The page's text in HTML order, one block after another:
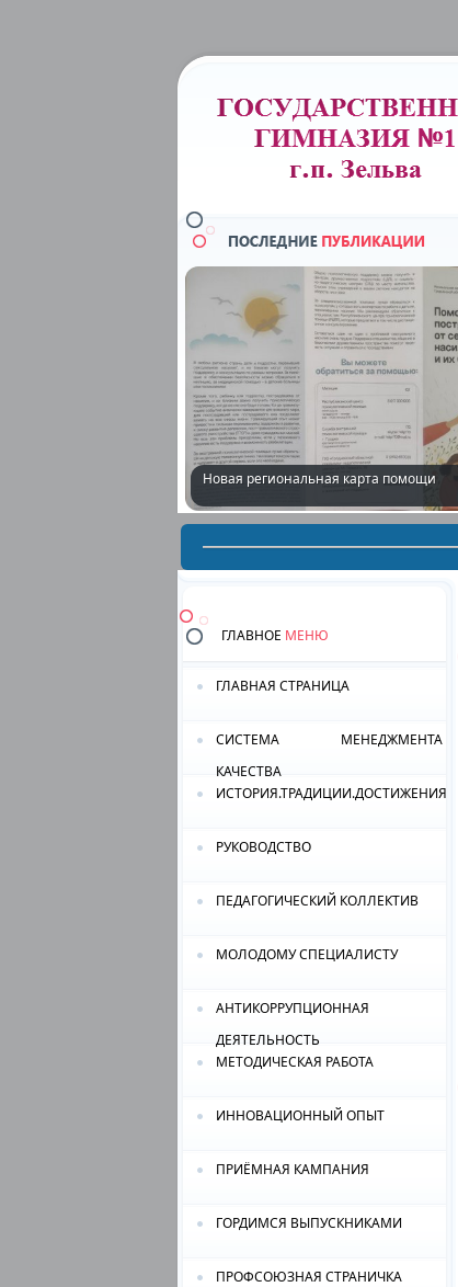
Новая региональная карта помощи
ГЛАВНОЕ МЕНЮ
ГЛАВНАЯ СТРАНИЦА
СИСТЕМА МЕНЕДЖМЕНТА
КАЧЕСТВА
ИСТОРИЯ.ТРАДИЦИИ.ДОСТИЖЕНИЯ.
РУКОВОДСТВО
ПЕДАГОГИЧЕСКИЙ КОЛЛЕКТИВ
МОЛОДОМУ СПЕЦИАЛИСТУ
АНТИКОРРУПЦИОННАЯ
ДЕЯТЕЛЬНОСТЬ
МЕТОДИЧЕСКАЯ РАБОТА
ИННОВАЦИОННЫЙ ОПЫТ
ПРИЁМНАЯ КАМПАНИЯ
ГОРДИМСЯ ВЫПУСКНИКАМИ
ПРОФСОЮЗНАЯ СТРАНИЧКА